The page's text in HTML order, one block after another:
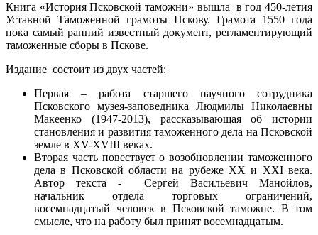
Книга «История Псковской таможни» вышла в год 450-летия
Уставной Таможенной грамоты Пскову. Грамота 1550 года
пока самый ранний известный документ, регламентирующий
таможенные сборы в Пскове.
Издание состоит из двух частей:
Первая – работа старшего научного сотрудника
Псковского музея-заповедника Людмилы Николаевны
Макеенко (1947-2013), рассказывающая об истории
становления и развития таможенного дела на Псковской
земле в XV-XVIII веках.
Вторая часть повествует о возобновлении таможенного
дела в Псковской области на рубеже XX и XXI века.
Автор текста - Сергей Васильевич Манойлов,
начальник отдела торговых ограничений,
восемнадцатый человек в Псковской таможне. В том
смысле, что на работу был принят восемнадцатым.